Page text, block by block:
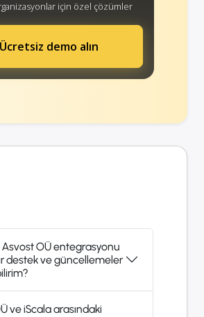
için özel çözümler
Ücretsiz demo alın
Asvost OÜ entegrasyonu
destek ve güncellemeler
ve iScala arasındaki